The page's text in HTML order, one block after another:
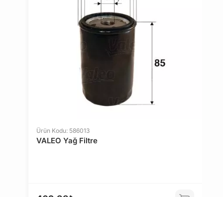
özel teklifler sunulabilmektedir.
14 gün içinde ücretsiz iade. Detaylı bilgi için
Ürün Kodu: 586013
VALEO Yağ Filtre